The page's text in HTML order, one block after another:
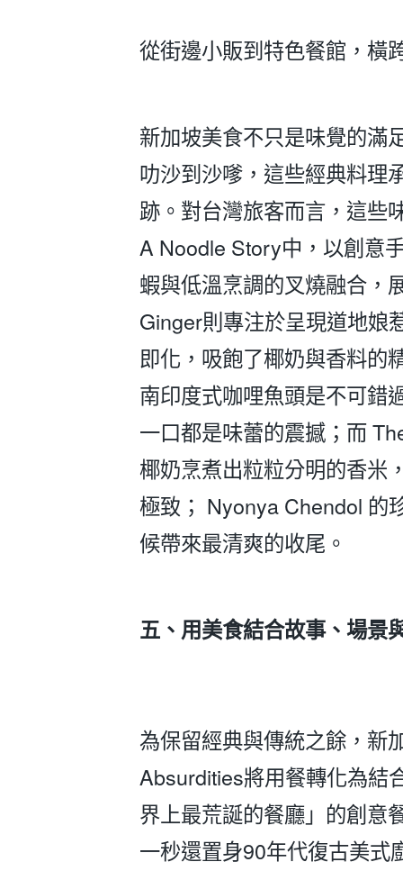
從街邊小販到特色餐館，橫
新加坡美食不只是味覺的滿
叻沙到沙嗲，這些經典料理
跡。對台灣旅客而言，這些
A Noodle Story中，以創意
蝦與低溫烹調的叉燒融合，
Ginger則專注於呈現道地娘
即化，吸飽了椰奶與香料的
南印度式咖哩魚頭是不可錯
一口都是味蕾的震撼；而
椰奶烹煮出粒粒分明的香米
極致； Nyonya Chendol 的
候帶來最清爽的收尾。
五、用美食結合故事、場景
為保留經典與傳統之餘，新
Absurdities將用餐轉化為結
界上最荒誕的餐廳」的創意
一秒還置身90年代復古美式